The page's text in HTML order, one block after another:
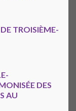
TROISIÈME-
DES
AU